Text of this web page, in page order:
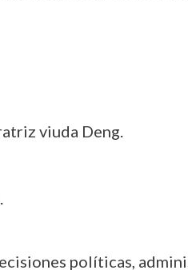
viuda Deng.
políticas,